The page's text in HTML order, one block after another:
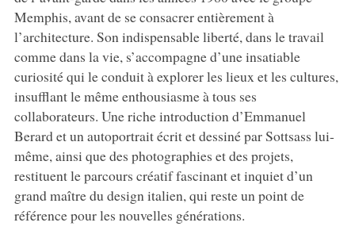
Memphis, avant de se consacrer entièrement à
l’architecture. Son indispensable liberté, dans le travail
comme dans la vie, s’accompagne d’une insatiable
curiosité qui le conduit à explorer les lieux et les cultures,
insufflant le même enthousiasme à tous ses
collaborateurs. Une riche introduction d’Emmanuel
Berard et un autoportrait écrit et dessiné par Sottsass lui-
même, ainsi que des photographies et des projets,
restituent le parcours créatif fascinant et inquiet d’un
grand maître du design italien, qui reste un point de
référence pour les nouvelles générations.